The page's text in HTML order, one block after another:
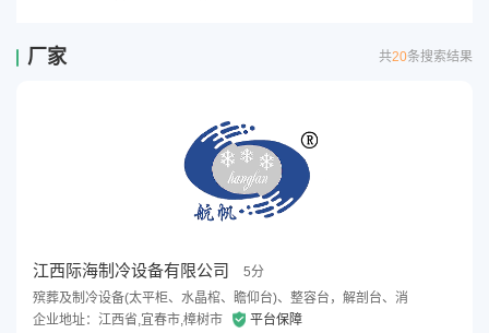
厂家 共20条搜索结果
江西际海制冷设备有限公司
5分
殡葬及制冷设备(太平柜、水晶棺、瞻仰台)、整容台，解剖台、消
企业地址：江西省,宜春市,樟树市
平台保障